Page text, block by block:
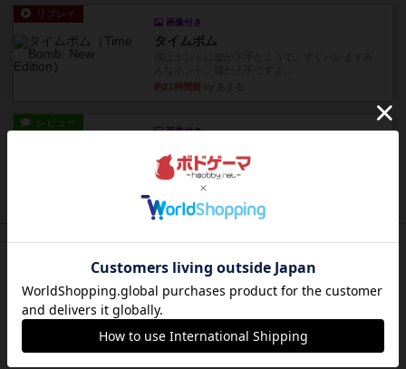
リプレイ
画像付き
タイムボム
約21時間前
レビュー
画像付き
まず簡単で軽い！大人数で遊べる！それなのに小
箱！何より楽しい！！正体隠...